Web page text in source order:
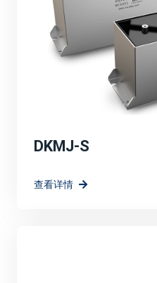
等，确保了电容器在复杂
高效能与环保：
强调宸瑞科技的薄膜电容
如降低能量损耗、提高电
宸瑞科技在薄膜电容器领
DKMJ-S
查看详情